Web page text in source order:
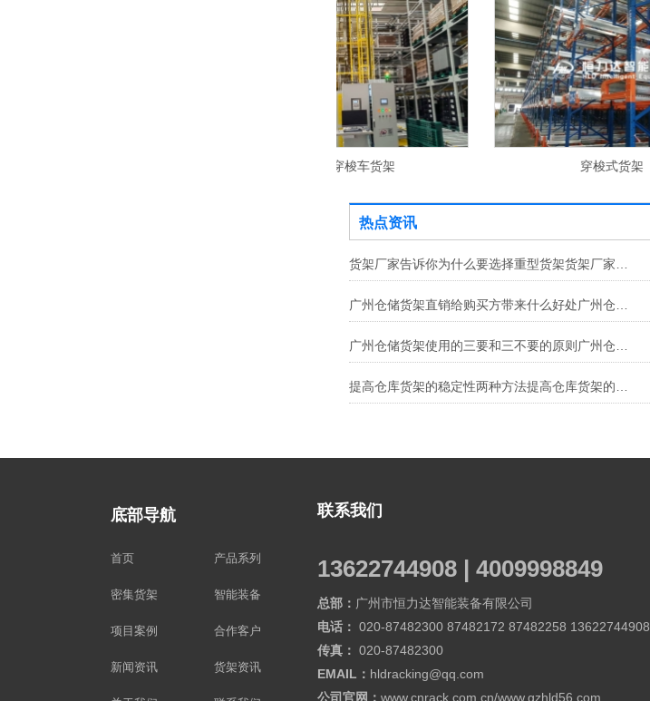
热点资讯
底部导航
首页 产品系列
密集货架 智能装备
项目案例 合作客户
新闻资讯 货架资讯
联系我们
13622744908 | 4009998849
总部： 广州市恒力达智能装备有限公司
电话： 020-87482300 87482172 87482258 13622744908
传真： 020-87482300
EMAIL： hldracking@qq.com
公司官网： www.cnrack.com.cn/www.gzhld56.com